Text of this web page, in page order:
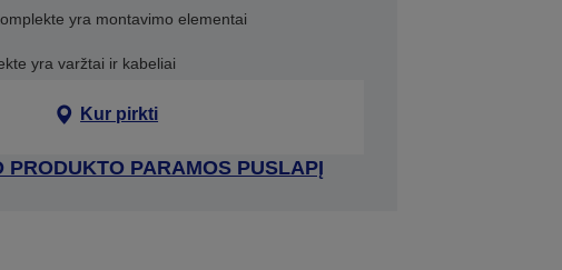
yra montavimo elementai
yra varžtai ir kabeliai
Kur pirkti
PRODUKTO PARAMOS PUSLAPĮ